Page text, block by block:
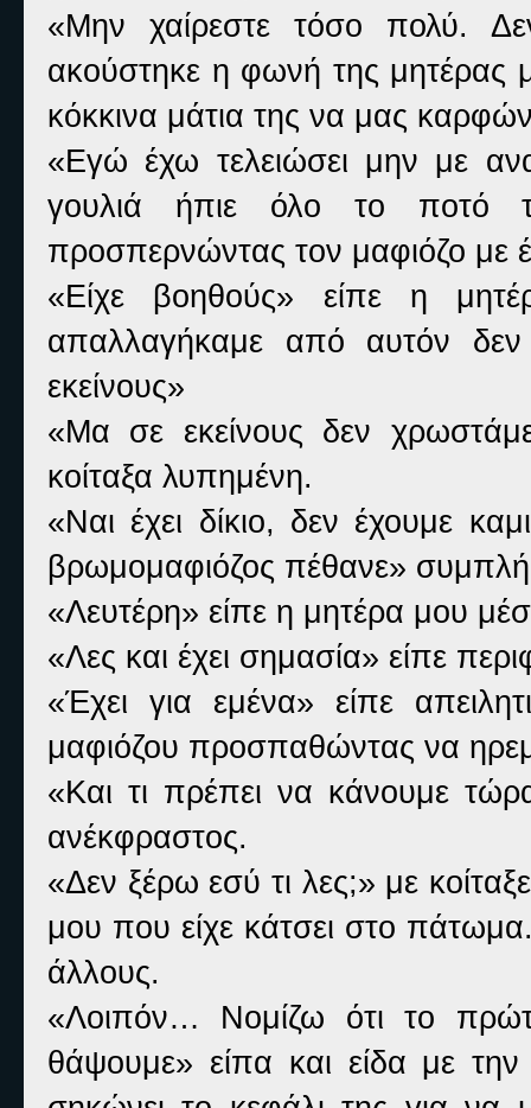
«Μην χαίρεστε τόσο πολύ.
ακούστηκε η φωνή της μητέρας
κόκκινα μάτια της να μας
«Εγώ έχω τελειώσει μην με
γουλιά ήπιε όλο το ποτό
προσπερνώντας τον μαφιόζο με
«Είχε βοηθούς» είπε η
απαλλαγήκαμε από αυτόν δεν
εκείνους»
«Μα σε εκείνους δεν
κοίταξα λυπημένη.
«Ναι έχει δίκιο, δεν έχουμε
βρωμομαφιόζος πέθανε»
«Λευτέρη» είπε η μητέρα μου
«Λες και έχει σημασία» είπε
«Έχει για εμένα» είπε
μαφιόζου προσπαθώντας να
«Και τι πρέπει να κάνουμε
ανέκφραστος.
«Δεν ξέρω εσύ τι λες;» με
μου που είχε κάτσει στο
άλλους.
«Λοιπόν… Νομίζω ότι το
θάψουμε» είπα και είδα με